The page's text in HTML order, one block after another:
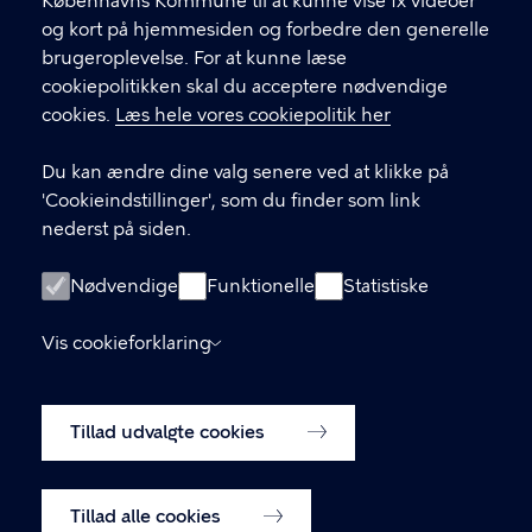
og kort på hjemmesiden og forbedre den generelle
brugeroplevelse. For at kunne læse
cookiepolitikken skal du acceptere nødvendige
cookies. Læs hele vores cookiepolitik her
Du kan ændre dine valg senere ved at klikke på
'Cookieindstillinger', som du finder som link
nederst på siden.
Nødvendige Funktionelle Statistiske
Vis cookieforklaring
Tillad udvalgte cookies
Tillad alle cookies
KONTAKT
Børne- og ungdomsforvaltningen
LINKS
Login som leverandør
Oprettelse af leverandør-konto
Cookiepolitik
Cookieindstillinger